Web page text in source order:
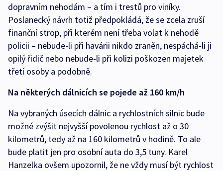
dopravním nehodám – a tím i trestů pro viníky.
Poslanecký návrh totiž předpokládá, že se zcela zruší
finanční strop, při kterém není třeba volat k nehodě
policii – nebude-li při havárii nikdo zraněn, nespáchá-li ji
opilý řidič nebo nebude-li při kolizi poškozen majetek
třetí osoby a podobně.
Na některých dálnicích se pojede až 160 km/h
Na vybraných úsecích dálnic a rychlostních silnic bude
možné zvýšit nejvyšší povolenou rychlost až o 30
kilometrů, tedy až na 160 kilometrů v hodině. To ale
bude platit jen pro osobní auta do 3,5 tuny. Karel
Hanzelka ovšem upozornil, že ne vždy musí být rychlost